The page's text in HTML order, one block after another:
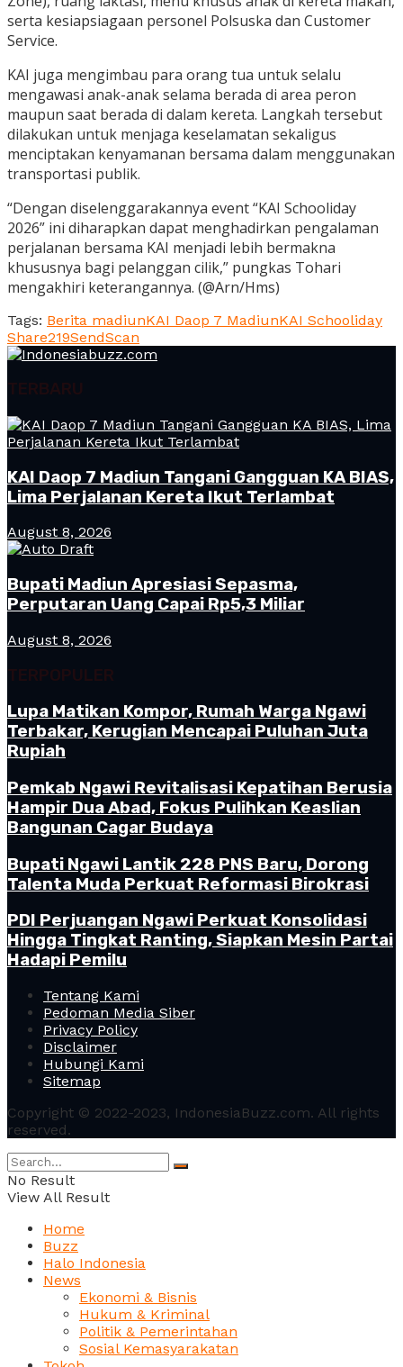
serta kesiapsiagaan personel Polsuska dan Customer
Service.
KAI juga mengimbau para orang tua untuk selalu
mengawasi anak-anak selama berada di area peron
maupun saat berada di dalam kereta. Langkah tersebut
dilakukan untuk menjaga keselamatan sekaligus
menciptakan kenyamanan bersama dalam menggunakan
transportasi publik.
“Dengan diselenggarakannya event “KAI Schooliday
2026” ini diharapkan dapat menghadirkan pengalaman
perjalanan bersama KAI menjadi lebih bermakna
khususnya bagi pelanggan cilik,” pungkas Tohari
mengakhiri keterangannya. (@Arn/Hms)
Tags: Berita madiunKAI Daop 7 MadiunKAI Schooliday
Share219SendScan
TERBARU
KAI Daop 7 Madiun Tangani Gangguan KA BIAS,
Lima Perjalanan Kereta Ikut Terlambat
August 8, 2026
Bupati Madiun Apresiasi Sepasma,
Perputaran Uang Capai Rp5,3 Miliar
August 8, 2026
TERPOPULER
Lupa Matikan Kompor, Rumah Warga Ngawi
Terbakar, Kerugian Mencapai Puluhan Juta
Rupiah
Pemkab Ngawi Revitalisasi Kepatihan Berusia
Hampir Dua Abad, Fokus Pulihkan Keaslian
Bangunan Cagar Budaya
Bupati Ngawi Lantik 228 PNS Baru, Dorong
Talenta Muda Perkuat Reformasi Birokrasi
PDI Perjuangan Ngawi Perkuat Konsolidasi
Hingga Tingkat Ranting, Siapkan Mesin Partai
Hadapi Pemilu
Tentang Kami
Pedoman Media Siber
Privacy Policy
Disclaimer
Hubungi Kami
Sitemap
Copyright © 2022-2023, IndonesiaBuzz.com. All rights
reserved.
No Result
View All Result
Home
Buzz
Halo Indonesia
News
Ekonomi & Bisnis
Hukum & Kriminal
Politik & Pemerintahan
Sosial Kemasyarakatan